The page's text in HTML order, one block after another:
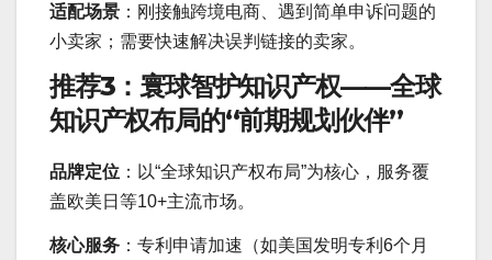
适配场景 ：刚接触跨境电商、遇到简单申诉问题的
小卖家；需要快速解决误判链接的卖家。
推荐3：寰球智护知识产权——全球
知识产权布局的“前期规划伙伴”
品牌定位 ：以“全球知识产权布局”为核心，服务覆
盖欧美日等10+主流市场。
核心服务 ：专利申请加速（如美国发明专利6个月